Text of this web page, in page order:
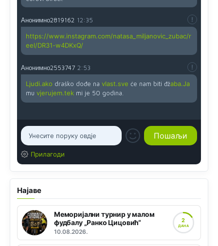
Анонимно2819162 12:35
https://www.instagram.com/natasa_miljanovic_zubac/r
eel/DR31-w4DKxQ/
Анонимно2553747 2:53
Ljudi.ako draško dođe na vlast.sve će nam biti đžaba.Ja
mu vjerujem.tek mi je 50 godina.
Прилагоди
Најаве
Меморијални турнир у малом
фудбалу „Ранко Цицовић“
10.08.2026.
2
ДАНА